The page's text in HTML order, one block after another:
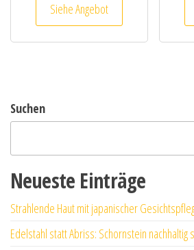
Siehe Angebot
Suchen
Neueste Einträge
Strahlende Haut mit japanischer
Edelstahl statt Abriss: Schornstein nachhaltig